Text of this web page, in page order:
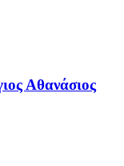
Αθανάσιος